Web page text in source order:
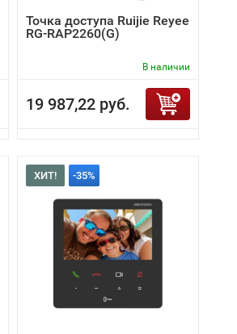
Точка доступа Ruijie Reyee
RG-RAP2260(G)
В наличии
19 987,22 руб.
ХИТ! -35%